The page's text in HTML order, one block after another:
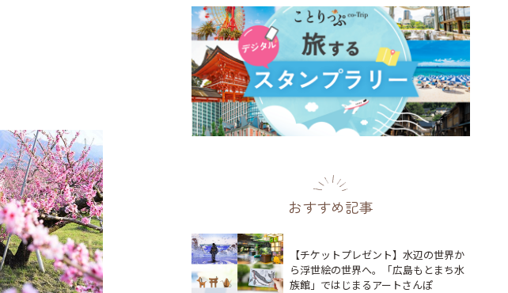
おすすめ記事
【チケットプレゼント】水辺の世界か
ら浮世絵の世界へ。「広島もとまち水
族館」ではじまるアートさんぽ